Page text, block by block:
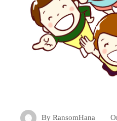
By RansomHana